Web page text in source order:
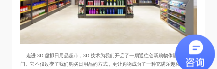
走进 3D 虚拟日用品超市，3D 技术为我们开启了一扇通往创新购物体验的大
门。它不仅改变了我们购买日用品的方式，更让购物成为了一种充满乐趣和探索的